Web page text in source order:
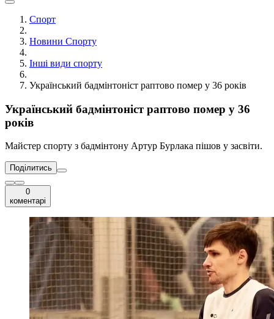
Спорт
Новини Спорту
Інші види спорту
Український бадмінтоніст раптово помер у 36 років
Український бадмінтоніст раптово помер у 36
років
Майстер спорту з бадмінтону Артур Бурлака пішов у засвіти.
Поділитись
0
коментарі